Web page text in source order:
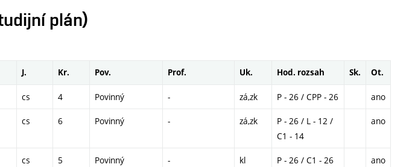
plán)
J. Kr. Pov. Prof. Uk. Hod. rozsah Sk. Ot.
cs 4 Povinný - zá,zk P - 26 / CPP - 26 ano
cs 6 Povinný - zá,zk
P - 26 / L - 12 /
C1 - 14
ano
cs 5 Povinný - kl P - 26 / C1 - 26 ano